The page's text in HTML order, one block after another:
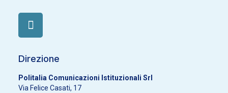
Direzione
Politalia Comunicazioni Istituzionali Srl
Via Felice Casati, 17